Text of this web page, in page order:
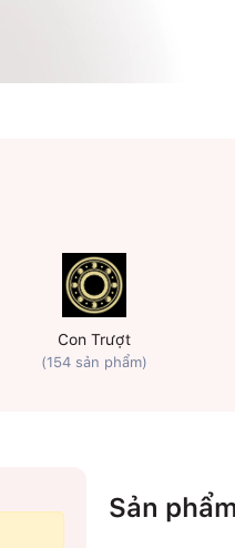
Con Trượt
(154 sản phẩm)
Sản